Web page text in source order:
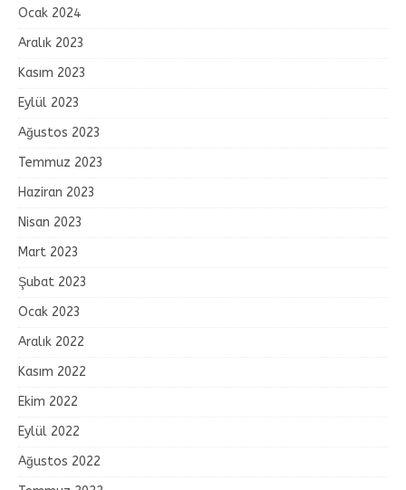
Ocak 2024
Aralık 2023
Kasım 2023
Eylül 2023
Ağustos 2023
Temmuz 2023
Haziran 2023
Nisan 2023
Mart 2023
Şubat 2023
Ocak 2023
Aralık 2022
Kasım 2022
Ekim 2022
Eylül 2022
Ağustos 2022